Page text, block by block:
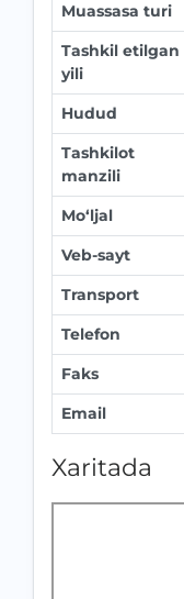
Muassasa turi
Tashkil etilgan
yili
Hudud
Tashkilot
manzili
Mo‘ljal
Veb-sayt
Transport
Telefon
Faks
Email
Xaritada